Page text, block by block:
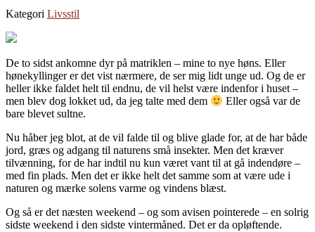
Kategori Livsstil
De to sidst ankomne dyr på matriklen – mine to nye høns. Eller
hønekyllinger er det vist nærmere, de ser mig lidt unge ud. Og de er
heller ikke faldet helt til endnu, de vil helst være indenfor i huset –
men blev dog lokket ud, da jeg talte med dem
Eller også var de
bare blevet sultne.
Nu håber jeg blot, at de vil falde til og blive glade for, at de har både
jord, græs og adgang til naturens små insekter. Men det kræver
tilvænning, for de har indtil nu kun været vant til at gå indendøre –
med fin plads. Men det er ikke helt det samme som at være ude i
naturen og mærke solens varme og vindens blæst.
Og så er det næsten weekend – og som avisen pointerede – en solrig
sidste weekend i den sidste vintermåned. Det er da opløftende.